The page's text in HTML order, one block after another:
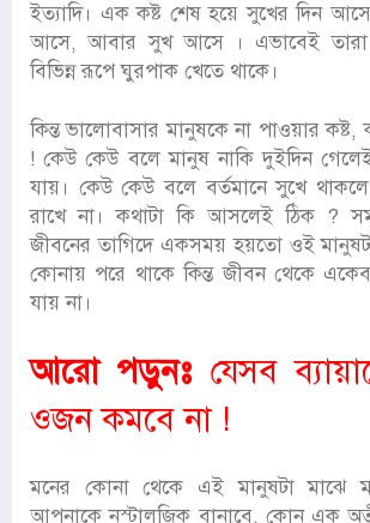
ইত্যাদি। এক কষ্ট শেষ হয়ে সুখের দিন
আসে, আবার সুখ আসে । এভাবেই তারা
বিভিন্ন রূপে ঘুরপাক খেতে থাকে।
কিন্ত ভালোবাসার মানুষকে না পাওয়ার
! কেউ কেউ বলে মানুষ নাকি দুইদিন
যায়। কেউ কেউ বলে বর্তমানে সুখে
রাখে না। কথাটা কি আসলেই ঠিক ?
জীবনের তাগিদে একসময় হয়তো ওই
কোনায় পরে থাকে কিন্ত জীবন থেকে
যায় না।
আরো পড়ুনঃ যেসব
ওজন কমবে না !
মনের কোনা থেকে এই মানুষটা মাঝে
আপনাকে নস্টালজিক বানাবে, কোন এক